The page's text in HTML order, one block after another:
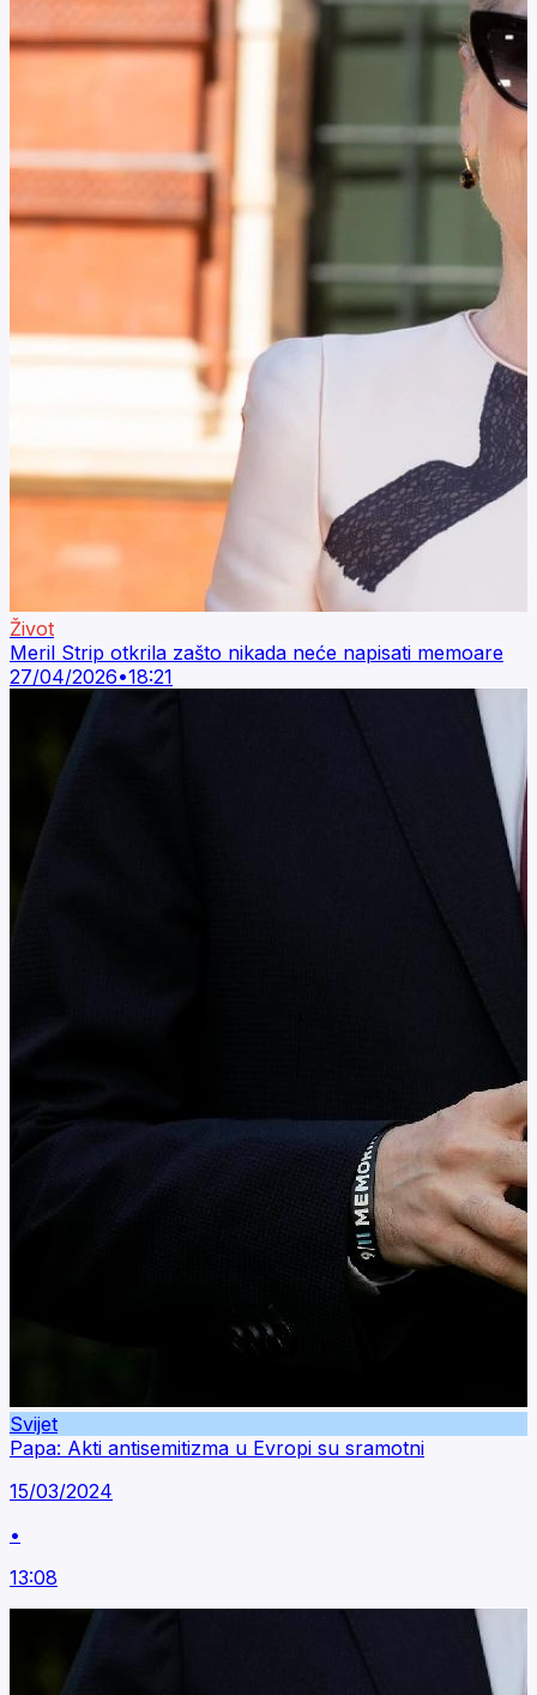
Život
Meril Strip otkrila zašto nikada neće napisati memoare
27/04/2026•18:21
Svijet
Papa: Akti antisemitizma u Evropi su sramotni
15/03/2024
•
13:08